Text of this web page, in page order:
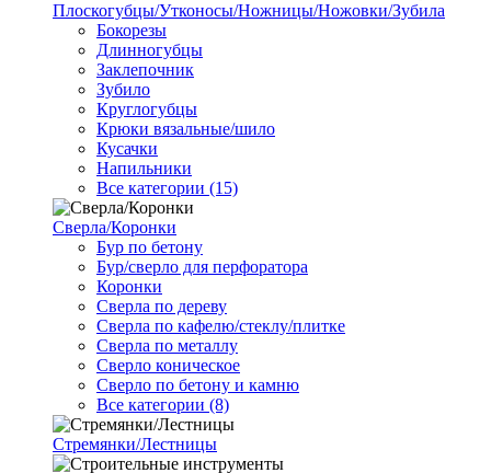
Плоскогубцы/Утконосы/Ножницы/Ножовки/Зубила
Бокорезы
Длинногубцы
Заклепочник
Зубило
Круглогубцы
Крюки вязальные/шило
Кусачки
Напильники
Все категории (15)
Сверла/Коронки
Бур по бетону
Бур/сверло для перфоратора
Коронки
Сверла по дереву
Сверла по кафелю/стеклу/плитке
Сверла по металлу
Сверло коническое
Сверло по бетону и камню
Все категории (8)
Стремянки/Лестницы